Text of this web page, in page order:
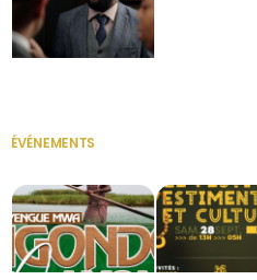
ÉVÉNEMENTS